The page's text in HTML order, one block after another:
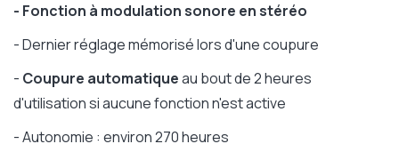
- Fonction à modulation sonore en stéréo
- Dernier réglage mémorisé lors d'une coupure
- Coupure automatiqueau bout de 2 heures
d'utilisation si aucune fonction n'est active
- Autonomie : environ 270 heures